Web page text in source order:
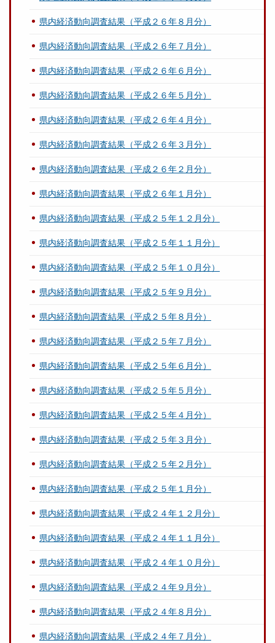
県内経済動向調査結果（平成２６年８月分）
県内経済動向調査結果（平成２６年７月分）
県内経済動向調査結果（平成２６年６月分）
県内経済動向調査結果（平成２６年５月分）
県内経済動向調査結果（平成２６年４月分）
県内経済動向調査結果（平成２６年３月分）
県内経済動向調査結果（平成２６年２月分）
県内経済動向調査結果（平成２６年１月分）
県内経済動向調査結果（平成２５年１２月分）
県内経済動向調査結果（平成２５年１１月分）
県内経済動向調査結果（平成２５年１０月分）
県内経済動向調査結果（平成２５年９月分）
県内経済動向調査結果（平成２５年８月分）
県内経済動向調査結果（平成２５年７月分）
県内経済動向調査結果（平成２５年６月分）
県内経済動向調査結果（平成２５年５月分）
県内経済動向調査結果（平成２５年４月分）
県内経済動向調査結果（平成２５年３月分）
県内経済動向調査結果（平成２５年２月分）
県内経済動向調査結果（平成２５年１月分）
県内経済動向調査結果（平成２４年１２月分）
県内経済動向調査結果（平成２４年１１月分）
県内経済動向調査結果（平成２４年１０月分）
県内経済動向調査結果（平成２４年９月分）
県内経済動向調査結果（平成２４年８月分）
県内経済動向調査結果（平成２４年７月分）